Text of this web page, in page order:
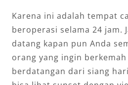
Karena ini adalah tempat
beroperasi selama 24 jam.
datang kapan pun Anda
orang yang ingin
berdatangan dari siang